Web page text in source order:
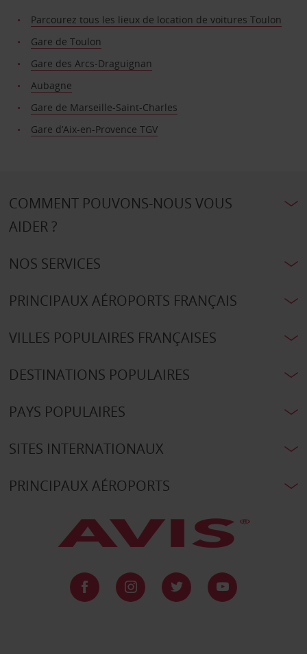
Parcourez tous les lieux de location de voitures Toulon
Gare de Toulon
Gare des Arcs-Draguignan
Aubagne
Gare de Marseille-Saint-Charles
Gare d’Aix-en-Provence TGV
COMMENT POUVONS-NOUS VOUS
AIDER ?
NOS SERVICES
PRINCIPAUX AÉROPORTS FRANÇAIS
VILLES POPULAIRES FRANÇAISES
DESTINATIONS POPULAIRES
PAYS POPULAIRES
SITES INTERNATIONAUX
PRINCIPAUX AÉROPORTS